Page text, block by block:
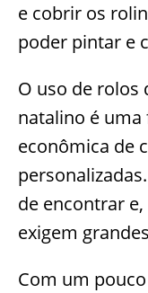
e cobrir os
poder pintar e
O uso de rolos
natalino é uma
econômica de
de encontrar
exigem
Com um